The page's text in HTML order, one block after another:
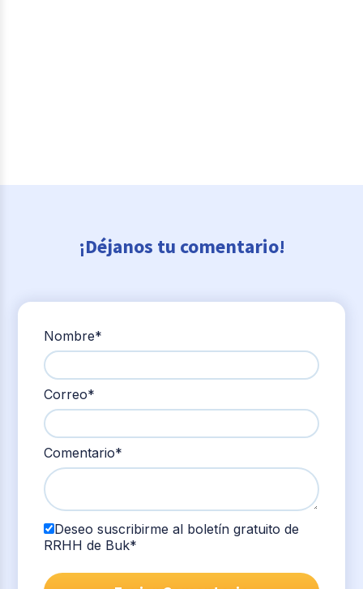
¡Déjanos tu comentario!
Nombre*
Correo*
Comentario*
Deseo suscribirme al boletín gratuito de
RRHH de Buk*